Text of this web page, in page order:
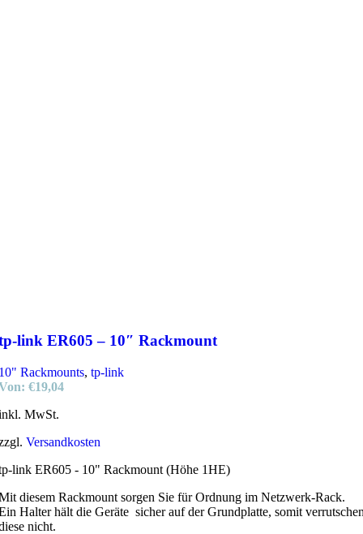
link ER605 – 10″ Rackmount
Rackmounts, tp-link
€19,04
MwSt.
Versandkosten
link ER605 - 10" Rackmount (Höhe 1HE)
diesem Rackmount sorgen Sie für Ordnung im Netzwerk-Rack.
Halter hält die Geräte sicher auf der Grundplatte, somit
nicht.